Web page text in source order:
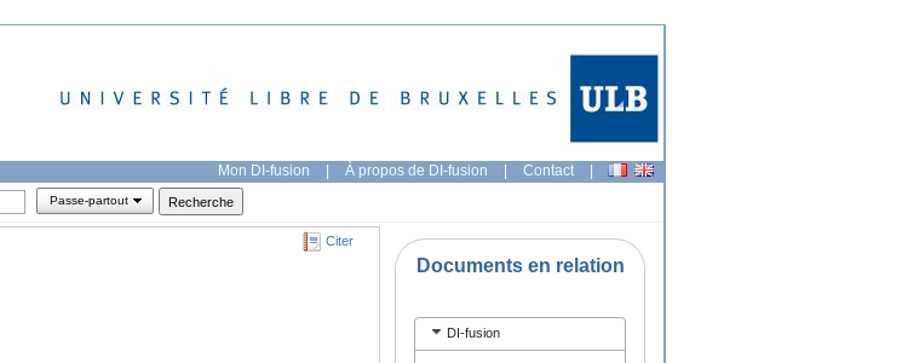
Mon DI-fusion | À propos de DI-fusion | Contact |
Passe-partout
Citer
Documents en relation
DI-fusion